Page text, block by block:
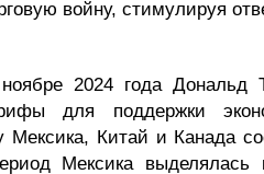
войну, стимулируя
2024 года Дональд
для поддержки
Мексика, Китай и Канада
Мексика выделялась